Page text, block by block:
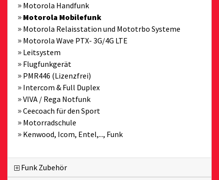
Motorola Handfunk
Motorola Mobilefunk
Motorola Relaisstation und Mototrbo Systeme
Motorola Wave PTX- 3G/4G LTE
Leitsystem
Flugfunkgerät
PMR446 (Lizenzfrei)
Intercom & Full Duplex
VIVA / Rega Notfunk
Ceecoach für den Sport
Motorradschule
Kenwood, Icom, Entel,..., Funk
Funk Zubehör